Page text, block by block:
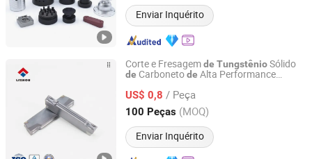
Enviar Inquérito
Corte e Fresagemde TungstênioSólido
de Carbonetode Alta Performance
US$ 0,8 / Peça
100 Peças (MOQ)
Enviar Inquérito
Zhuzhou Lizhou Cemented Carbide Co., Ltd.
Hunan, China Desde 2014